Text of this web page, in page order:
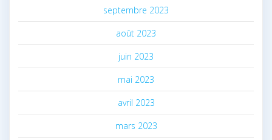
septembre 2023
août 2023
juin 2023
mai 2023
avril 2023
mars 2023